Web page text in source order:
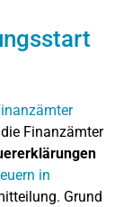
Finanzämter
in
Grund